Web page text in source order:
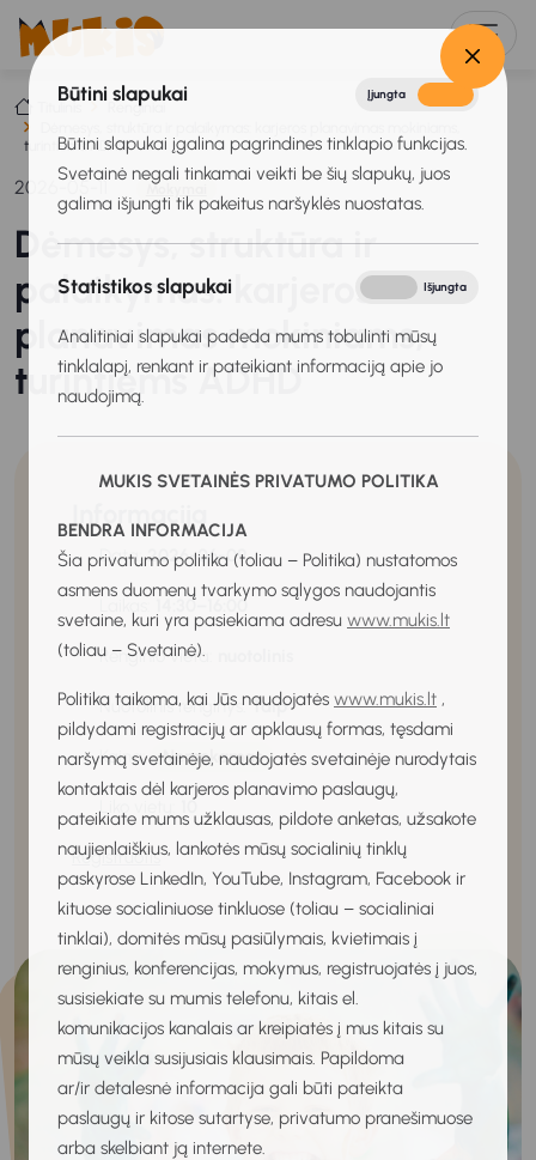
Būtini slapukai Įjungta
Būtini slapukai įgalina pagrindines tinklapio funkcijas.
Svetainė negali tinkamai veikti be šių slapukų, juos
galima išjungti tik pakeitus naršyklės nuostatas.
Statistikos slapukai Išjungta
Analitiniai slapukai padeda mums tobulinti mūsų
tinklalapį, renkant ir pateikiant informaciją apie jo
naudojimą.
MUKIS SVETAINĖS PRIVATUMO POLITIKA
BENDRA INFORMACIJA
Šia privatumo politika (toliau – Politika) nustatomos
asmens duomenų tvarkymo sąlygos naudojantis
svetaine, kuri yra pasiekiama adresu www.mukis.lt
(toliau – Svetainė).
Politika taikoma, kai Jūs naudojatės www.mukis.lt ,
pildydami registracijų ar apklausų formas, tęsdami
naršymą svetainėje, naudojatės svetainėje nurodytais
kontaktais dėl karjeros planavimo paslaugų,
pateikiate mums užklausas, pildote anketas, užsakote
naujienlaiškius, lankotės mūsų socialinių tinklų
paskyrose LinkedIn, YouTube, Instagram, Facebook ir
kituose socialiniuose tinkluose (toliau – socialiniai
tinklai), domitės mūsų pasiūlymais, kvietimais į
renginius, konferencijas, mokymus, registruojatės į juos,
susisiekiate su mumis telefonu, kitais el.
komunikacijos kanalais ar kreipiatės į mus kitais su
mūsų veikla susijusiais klausimais. Papildoma
ar/ir detalesnė informacija gali būti pateikta
paslaugų ir kitose sutartyse, privatumo pranešimuose
arba skelbiant ją internete.
Titulinis
Renginiai
turintiems ADHD
2026-05-11 Mokymai
Dėmesys, struktūra ir
palaikymas: karjeros
planavimas mokiniams,
turintiems ADHD
Data:2026-06-09
14:30–16:00
Renginio vieta:
Nuotolinis renginys:Taip
Kaina: Nemokamas
Liko vietų: 10
Registruotis